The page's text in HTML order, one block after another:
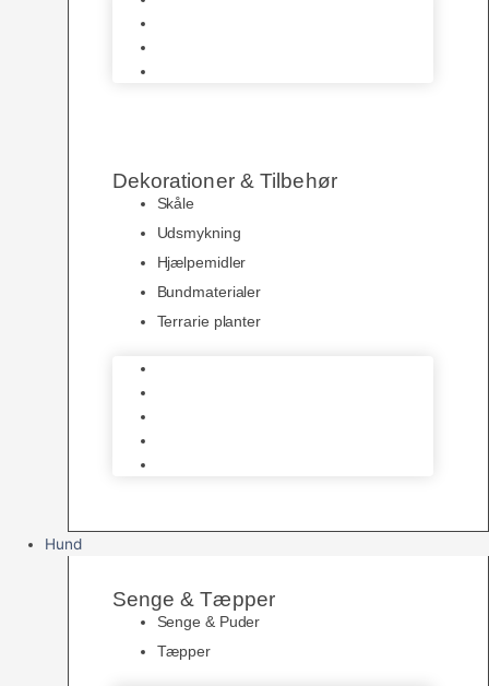
Dekorationer & Tilbehør
Skåle
Udsmykning
Hjælpemidler
Bundmaterialer
Terrarie planter
Hund
Senge & Tæpper
Senge & Puder
Tæpper